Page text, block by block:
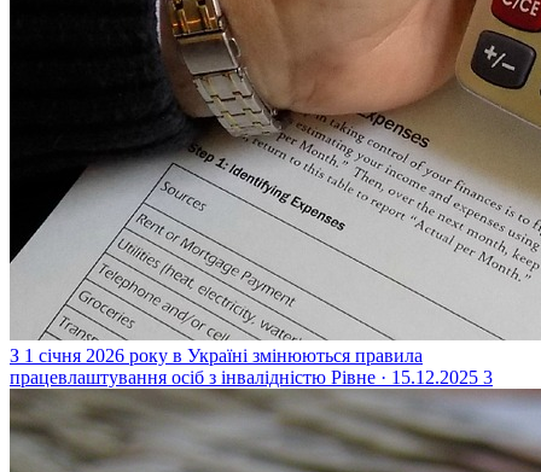
З 1 січня 2026 року в Україні змінюються правила
працевлаштування осіб з інвалідністю Рівне · 15.12.2025 3